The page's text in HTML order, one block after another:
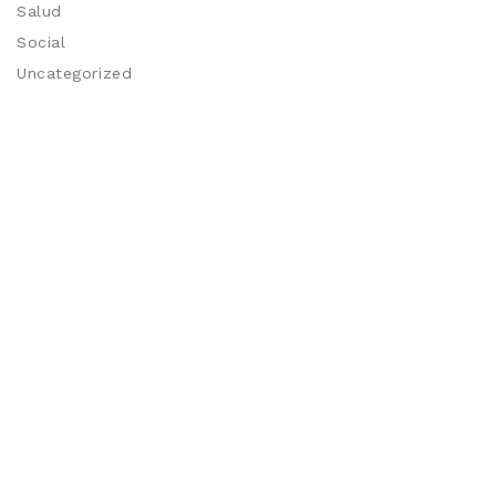
Salud
Social
Uncategorized